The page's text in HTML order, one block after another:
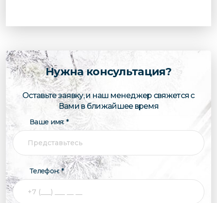
Нужна консультация?
Оставьте заявку, и наш менеджер свяжется с
Вами в ближайшее время
Ваше имя: *
Телефон: *